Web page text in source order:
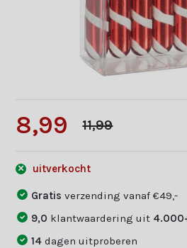
8,99 11,99
uitverkocht
Gratisverzending vanaf €49,-
9,0 klantwaardering uit
14dagen uitproberen